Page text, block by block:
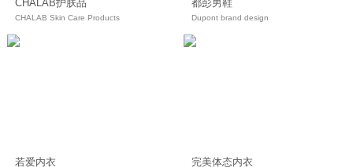
CHALAB护肤品
CHALAB Skin Care Products
都彭男鞋
Dupont brand design
若爱内衣 完美体态内衣